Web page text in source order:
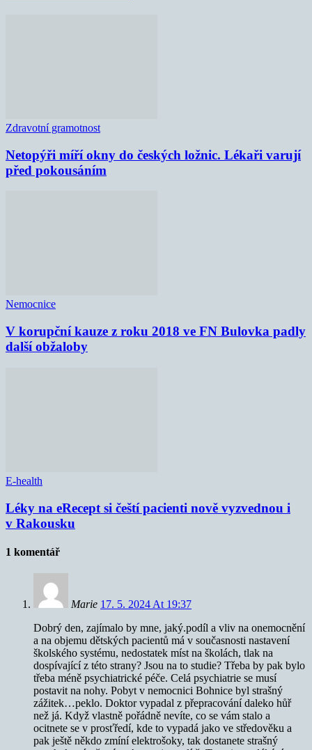
Zdravotní gramotnost
Netopýři míří okny do českých ložnic. Lékaři varují
před pokousáním
Nemocnice
V korupční kauze z roku 2018 ve FN Bulovka padly
další obžaloby
E-health
Léky na eRecept si čeští pacienti nově vyzvednou i
v Rakousku
1 komentář
Marie 17. 5. 2024 At 19:37
Dobrý den, zajímalo by mne, jaký.podíl a vliv na onemocnění
a na objemu dětských pacientů má v současnosti nastavení
školského systému, nedostatek míst na školách, tlak na
dospívající z této strany? Jsou na to studie? Třeba by pak bylo
třeba méně psychiatrické péče. Celá psychiatrie se musí
postavit na nohy. Pobyt v nemocnici Bohnice byl strašný
zážitek…peklo. Doktor vypadal z přepracování daleko hůř
než já. Když vlastně pořádně nevíte, co se vám stalo a
ocitnete se v prosťředí, kde to vypadá jako ve středověku a
pak ještě někdo zmíní elektrošoky, tak dostanete strašný